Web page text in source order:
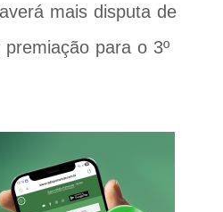
mais disputa de
premiação para o 3º